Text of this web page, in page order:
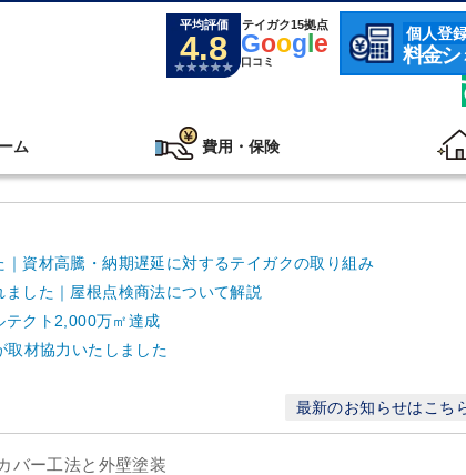
平均評価
4.8
テイガク15拠点
Google
口コミ
個人登
料金シ
ム 費用・保険
資材高騰・納期遅延に対するテイガクの取り組み
した｜屋根点検商法について解説
テクト2,000万㎡達成
取材協力いたしました
最新のお知らせはこち
バー工法と外壁塗装